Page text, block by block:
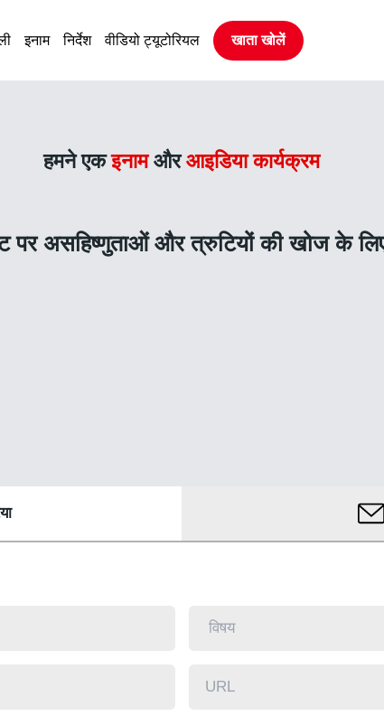
इनाम निर्देश वीडियो ट्यूटोरियल खाता खोलें
हमने एकइनामऔरआइडिया कार्यक्रम
पर असहिष्णुताओं और त्रुटियों की खोज के